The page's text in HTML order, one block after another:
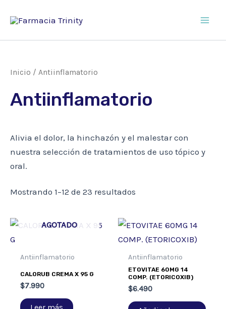
Inicio / Antiinflamatorio
Antiinflamatorio
Alivia el dolor, la hinchazón y el malestar con
nuestra selección de tratamientos de uso tópico y
oral.
Mostrando 1–12 de 23 resultados
AGOTADO
Antiinflamatorio
CALORUB CREMA X 95 G
$7.990
Antiinflamatorio
ETOVITAE 60MG 14
COMP. (ETORICOXIB)
$6.490